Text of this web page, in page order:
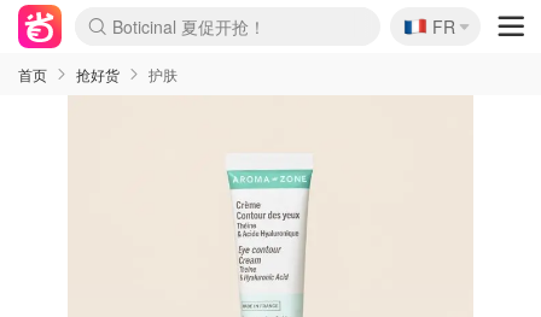
Boticinal 夏促开抢！
4折！lulu周四疯狂上新
还没结束！&OtherStories大促
Joybuy变相75折 随时失效
速领！Stanley独家85折
疑似霸哥！Camper额外叠85折
Zalando 奥莱闪促！每日更新
Moncler反季囤！5折起+叠9折
Coach Brooklyn仅€192
🇫🇷
FR
首页 抢好货 护肤